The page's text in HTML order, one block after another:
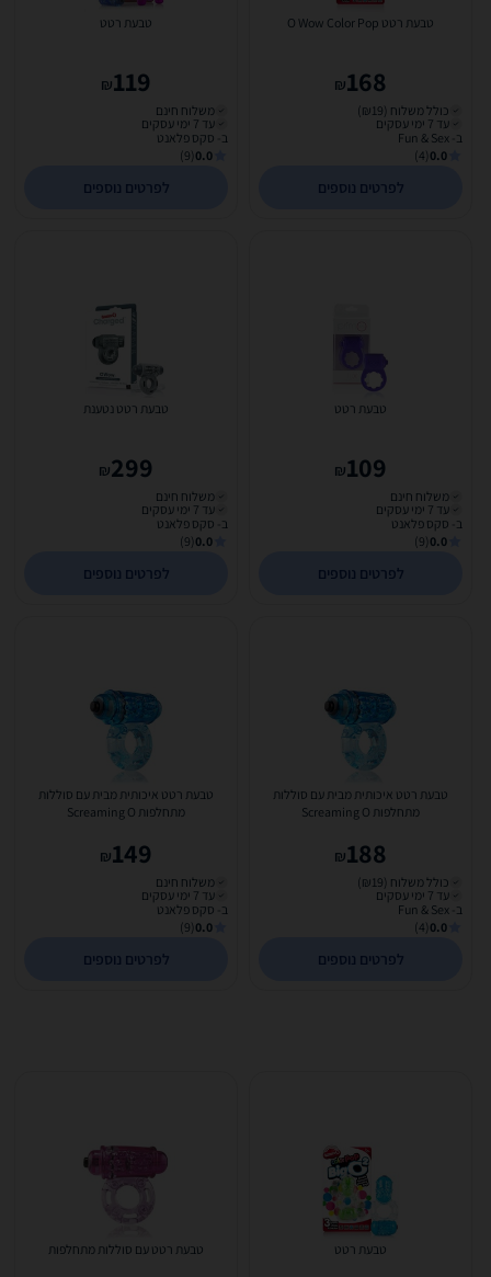
טבעת רטט O Wow Color Pop
168
₪
כולל משלוח (₪19)
עד 7 ימי עסקים
ב- Fun & Sex
0.0
(4)
לפרטים נוספים
טבעת רטט
119
₪
משלוח חינם
עד 7 ימי עסקים
ב- סקס פלאנט
0.0
(9)
לפרטים נוספים
טבעת רטט
109
₪
משלוח חינם
עד 7 ימי עסקים
ב- סקס פלאנט
0.0
(9)
לפרטים נוספים
טבעת רטט נטענת
299
₪
משלוח חינם
עד 7 ימי עסקים
ב- סקס פלאנט
0.0
(9)
לפרטים נוספים
טבעת רטט איכותית מבית עם סוללות
מתחלפות Screaming O
188
₪
כולל משלוח (₪19)
עד 7 ימי עסקים
ב- Fun & Sex
0.0
(4)
לפרטים נוספים
טבעת רטט איכותית מבית עם סוללות
מתחלפות Screaming O
149
₪
משלוח חינם
עד 7 ימי עסקים
ב- סקס פלאנט
0.0
(9)
לפרטים נוספים
טבעת רטט טבעת רטט עם סוללות מתחלפות